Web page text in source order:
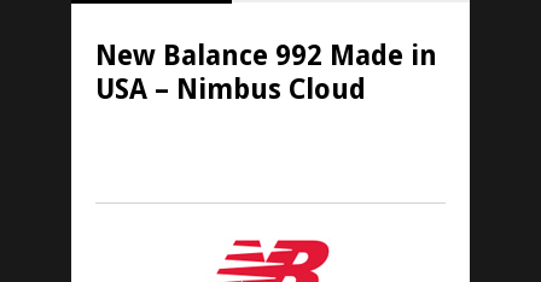
New Balance 992 Made in
USA – Nimbus Cloud